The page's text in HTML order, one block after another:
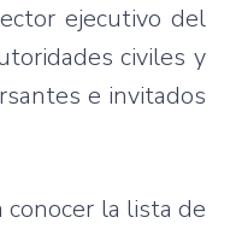
ejecutivo del
civiles y
e invitados
la lista de